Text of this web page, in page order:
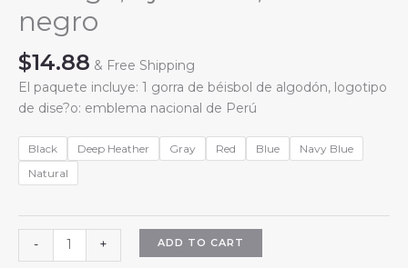
negro
$14.88 & Free Shipping
El paquete incluye: 1 gorra de béisbol de algodón, logotipo
de dise?o: emblema nacional de Perú
Black Deep Heather Gray Red Blue
Navy Blue
Natural
-
de
+ ADD TO CART